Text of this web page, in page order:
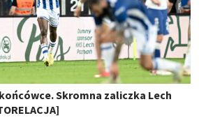
Skromna zaliczka Lech